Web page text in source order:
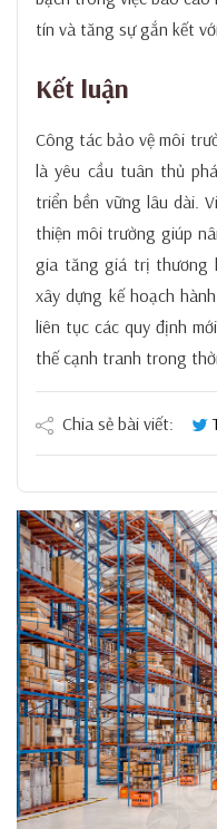
tín và tăng sự gắn kết
Kết luận
Công tác bảo vệ môi
là yêu cầu tuân thủ
triển bền vững lâu dài.
thiện môi trường giúp
gia tăng giá trị thương
xây dựng kế hoạch
liên tục các quy định
thế cạnh tranh trong
Chia sẻ bài viết: